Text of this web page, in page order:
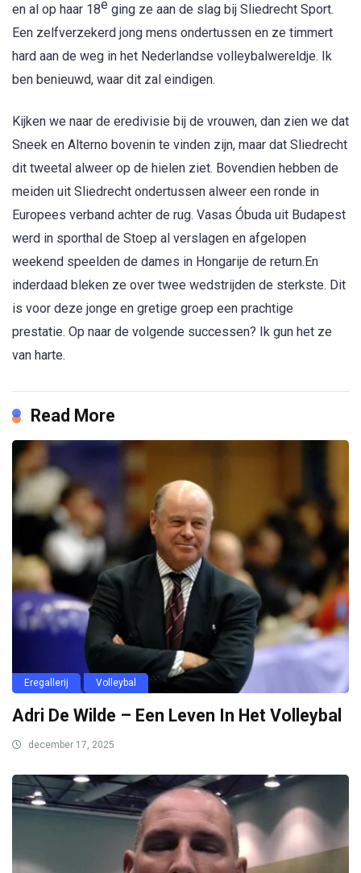
en al op haar 18e ging ze aan de slag bij Sliedrecht Sport.
Een zelfverzekerd jong mens ondertussen en ze timmert
hard aan de weg in het Nederlandse volleybalwereldje. Ik
ben benieuwd, waar dit zal eindigen.
Kijken we naar de eredivisie bij de vrouwen, dan zien we dat
Sneek en Alterno bovenin te vinden zijn, maar dat Sliedrecht
dit tweetal alweer op de hielen ziet. Bovendien hebben de
meiden uit Sliedrecht ondertussen alweer een ronde in
Europees verband achter de rug. Vasas Óbuda uit Budapest
werd in sporthal de Stoep al verslagen en afgelopen
weekend speelden de dames in Hongarije de return.En
inderdaad bleken ze over twee wedstrijden de sterkste. Dit
is voor deze jonge en gretige groep een prachtige
prestatie. Op naar de volgende successen? Ik gun het ze
van harte.
Read More
Eregallerij Volleybal
Adri De Wilde – Een Leven In Het Volleybal
december 17, 2025